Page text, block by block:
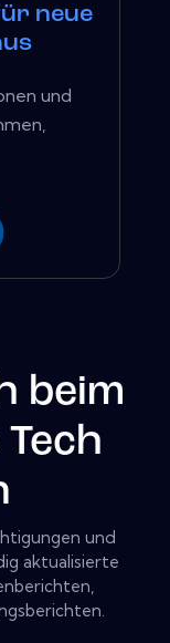
neue
und
beim
und
aktualisierte